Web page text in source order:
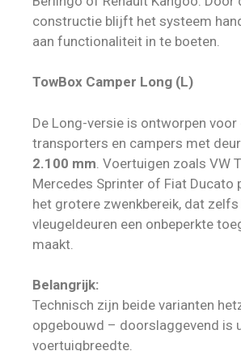
constructie blijft het systeem
aan functionaliteit in te boeten.
TowBox Camper Long (L)
De Long-versie is ontworpen
transporters en campers met
2.100 mm . Voertuigen zoals VW
Mercedes Sprinter of Fiat Ducato
het grotere zwenkbereik, dat
vleugeldeuren een onbeperkte
maakt.
Belangrijk:
Technisch zijn beide varianten
opgebouwd – doorslaggevend is
voertuigbreedte.